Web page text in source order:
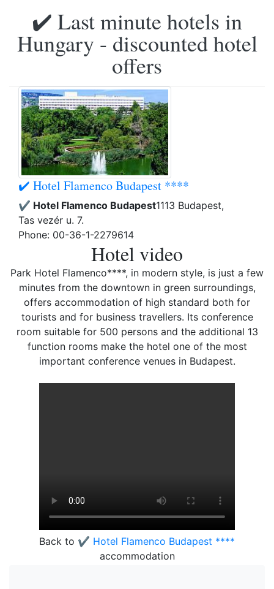
✔️ Last minute hotels in
Hungary - discounted hotel
offers
✔️ Hotel Flamenco Budapest ****
✔️ Hotel Flamenco Budapest1113 Budapest,
Tas vezér u. 7.
Phone: 00-36-1-2279614
Hotel video
Park Hotel Flamenco****, in modern style, is just a few
minutes from the downtown in green surroundings,
offers accommodation of high standard both for
tourists and for business travellers. Its conference
room suitable for 500 persons and the additional 13
function rooms make the hotel one of the most
important conference venues in Budapest.
Back to ✔️ Hotel Flamenco Budapest ****
accommodation